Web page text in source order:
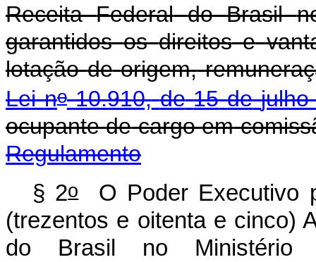
Receita Federal do Brasil
garantidos os direitos e
lotação de origem,
Lei no 10.910, de 15 de julho
ocupante de cargo em
Regulamento
§ 2oO Poder Executivo
(trezentos e oitenta e cinco)
do Brasil no Ministério